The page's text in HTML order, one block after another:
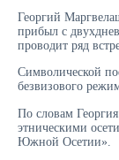
Георгий
прибыл с
проводит ряд
Символической
безвизового
По словам
этническими
Южной Осетии».